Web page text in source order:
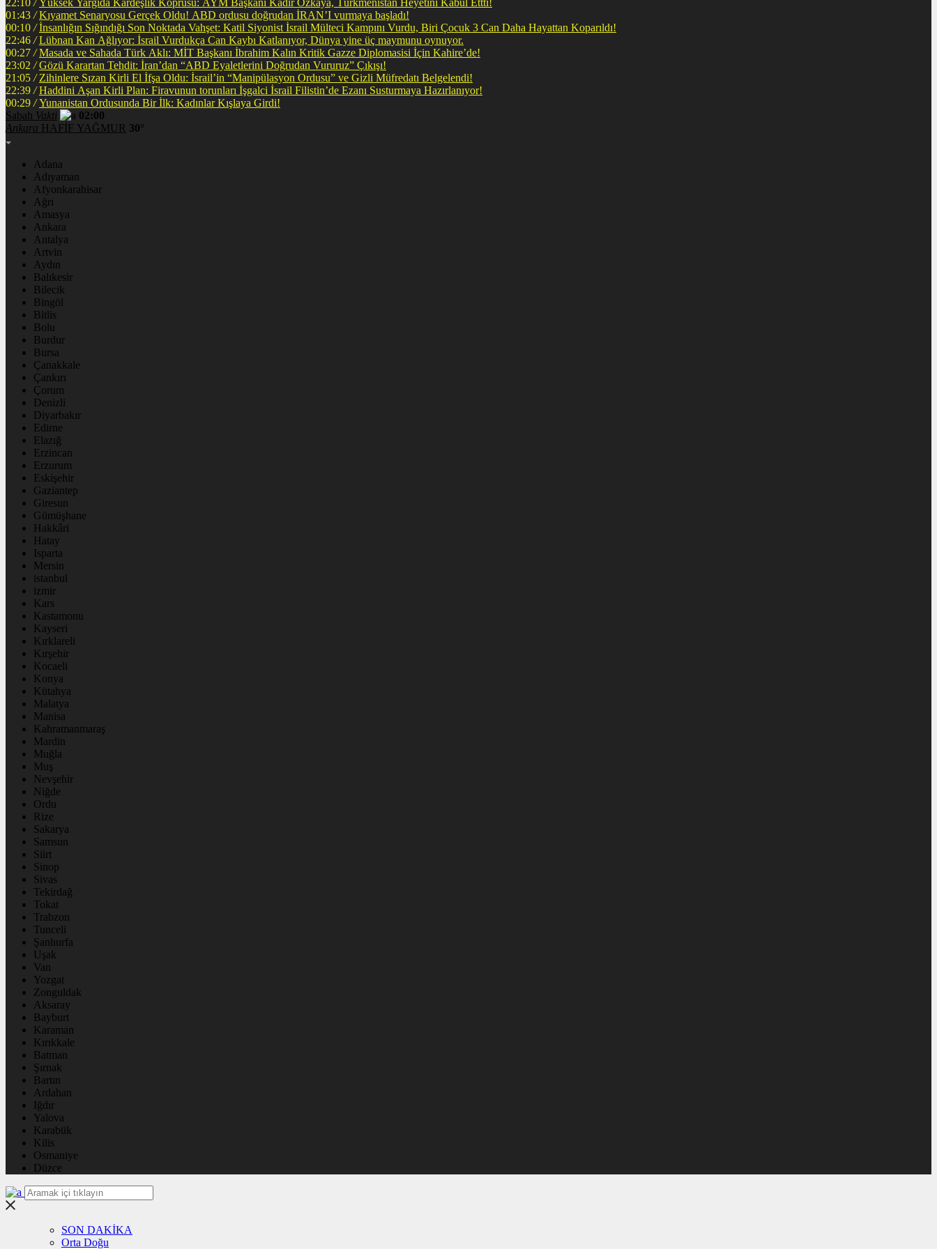
22:10 / Yüksek Yargıda Kardeşlik Köprüsü: AYM Başkanı Kadir Özkaya, Türkmenistan Heyetini Kabul Ettti!
01:43 /
Kıyamet Senaryosu Gerçek Oldu! ABD ordusu doğrudan İRAN’I vurmaya başladı!
00:10 / İnsanlığın Sığındığı Son Noktada Vahşet: Katil Siyonist İsrail Mülteci Kampını Vurdu, Biri Çocuk 3 Can Daha Hayattan Koparıldı!
22:46 / Lübnan Kan Ağlıyor: İsrail Vurdukça Can Kaybı Katlanıyor, Dünya yine üç maymunu oynuyor.
00:27 / Masada ve Sahada Türk Aklı: MİT Başkanı İbrahim Kalın Kritik Gazze Diplomasisi İçin Kahire’de!
23:02 / Gözü Karartan Tehdit: İran’dan “ABD Eyaletlerini Doğrudan Vururuz” Çıkışı!
21:05 / Zihinlere Sızan Kirli El İfşa Oldu: İsrail’in “Manipülasyon Ordusu” ve Gizli Müfredatı Belgelendi!
22:39 /
Haddini Aşan Kirli Plan: Firavunun torunları İşgalci İsrail Filistin’de Ezanı Susturmaya Hazırlanıyor!
00:29 / Yunanistan Ordusunda Bir İlk: Kadınlar Kışlaya Girdi!
Sabah Vakti
02:00
Ankara HAFİF YAĞMUR 30°
Adana
Adıyaman
Afyonkarahisar
Ağrı
Amasya
Ankara
Antalya
Artvin
Aydın
Balıkesir
Bilecik
Bingöl
Bitlis
Bolu
Burdur
Bursa
Çanakkale
Çankırı
Çorum
Denizli
Diyarbakır
Edirne
Elazığ
Erzincan
Erzurum
Eskişehir
Gaziantep
Giresun
Gümüşhane
Hakkâri
Hatay
Isparta
Mersin
istanbul
izmir
Kars
Kastamonu
Kayseri
Kırklareli
Kırşehir
Kocaeli
Konya
Kütahya
Malatya
Manisa
Kahramanmaraş
Mardin
Muğla
Muş
Nevşehir
Niğde
Ordu
Rize
Sakarya
Samsun
Siirt
Sinop
Sivas
Tekirdağ
Tokat
Trabzon
Tunceli
Şanlıurfa
Uşak
Van
Yozgat
Zonguldak
Aksaray
Bayburt
Karaman
Kırıkkale
Batman
Şırnak
Bartın
Ardahan
Iğdır
Yalova
Karabük
Kilis
Osmaniye
Düzce
SON DAKİKA
Orta Doğu